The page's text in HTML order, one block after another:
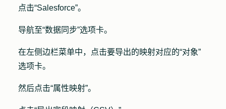
点击“Salesforce”。
导航至“数据同步”选项卡。
在左侧边栏菜单中，
点击要导出的映射对应的“对象”
选项卡。
然后点击“属性映射”。